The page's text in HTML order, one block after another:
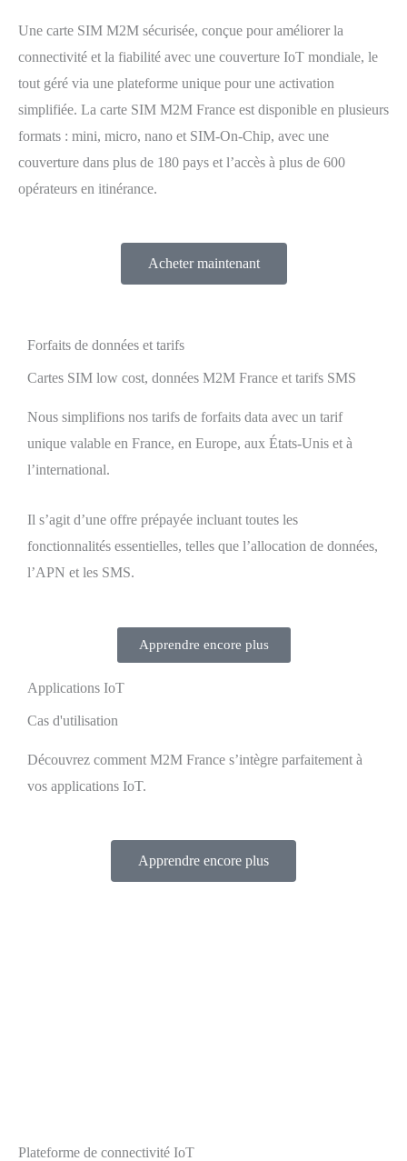
Une carte SIM M2M sécurisée, conçue pour améliorer la
connectivité et la fiabilité avec une couverture IoT mondiale, le
tout géré via une plateforme unique pour une activation
simplifiée. La carte SIM M2M France est disponible en plusieurs
formats : mini, micro, nano et SIM-On-Chip, avec une
couverture dans plus de 180 pays et l’accès à plus de 600
opérateurs en itinérance.
Acheter maintenant
Forfaits de données et tarifs
Cartes SIM low cost, données M2M France et tarifs SMS
Nous simplifions nos tarifs de forfaits data avec un tarif
unique valable en France, en Europe, aux États-Unis et à
l’international.
Il s’agit d’une offre prépayée incluant toutes les
fonctionnalités essentielles, telles que l’allocation de données,
l’APN et les SMS.
Apprendre encore plus
Applications IoT
Cas d'utilisation
Découvrez comment M2M France s’intègre parfaitement à
vos applications IoT.
Apprendre encore plus
Plateforme de connectivité IoT